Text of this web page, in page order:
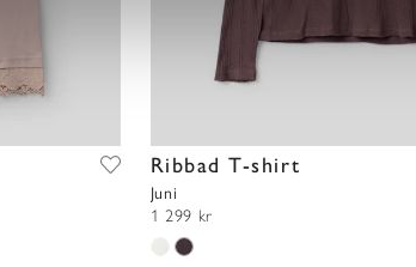
Ribbad T-shirt
Juni
1 299 kr